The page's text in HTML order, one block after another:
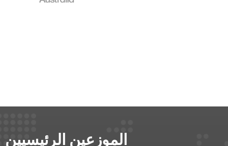
الموزعين الرئيسيين